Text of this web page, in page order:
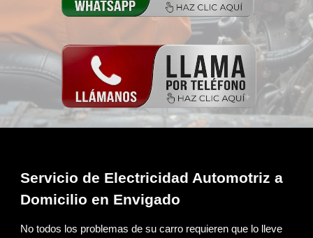
Servicio de Electricidad Automotriz a
Domicilio en Envigado
No todos los problemas de su carro requieren que lo lleve